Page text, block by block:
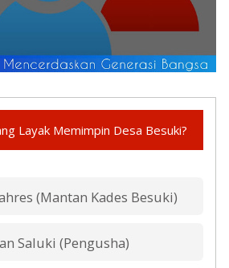
Layak Memimpin Desa Besuki?
(Mantan Kades Besuki)
Saluki (Pengusha)